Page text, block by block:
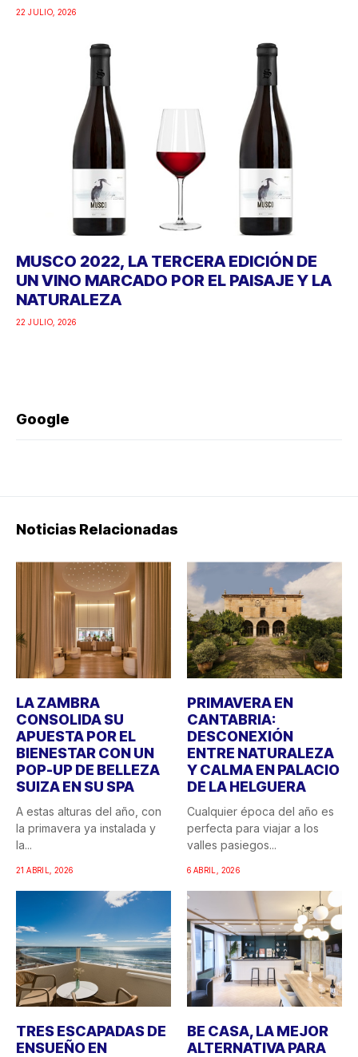
22 JULIO, 2026
MUSCO 2022, LA TERCERA EDICIÓN DE
UN VINO MARCADO POR EL PAISAJE Y LA
NATURALEZA
22 JULIO, 2026
Google
Noticias Relacionadas
LA ZAMBRA
CONSOLIDA SU
APUESTA POR EL
BIENESTAR CON UN
POP-UP DE BELLEZA
SUIZA EN SU SPA
A estas alturas del año, con
la primavera ya instalada y
la...
21 ABRIL, 2026
PRIMAVERA EN
CANTABRIA:
DESCONEXIÓN
ENTRE NATURALEZA
Y CALMA EN PALACIO
DE LA HELGUERA
Cualquier época del año es
perfecta para viajar a los
valles pasiegos...
6 ABRIL, 2026
TRES ESCAPADAS DE
ENSUEÑO EN
BE CASA, LA MEJOR
ALTERNATIVA PARA